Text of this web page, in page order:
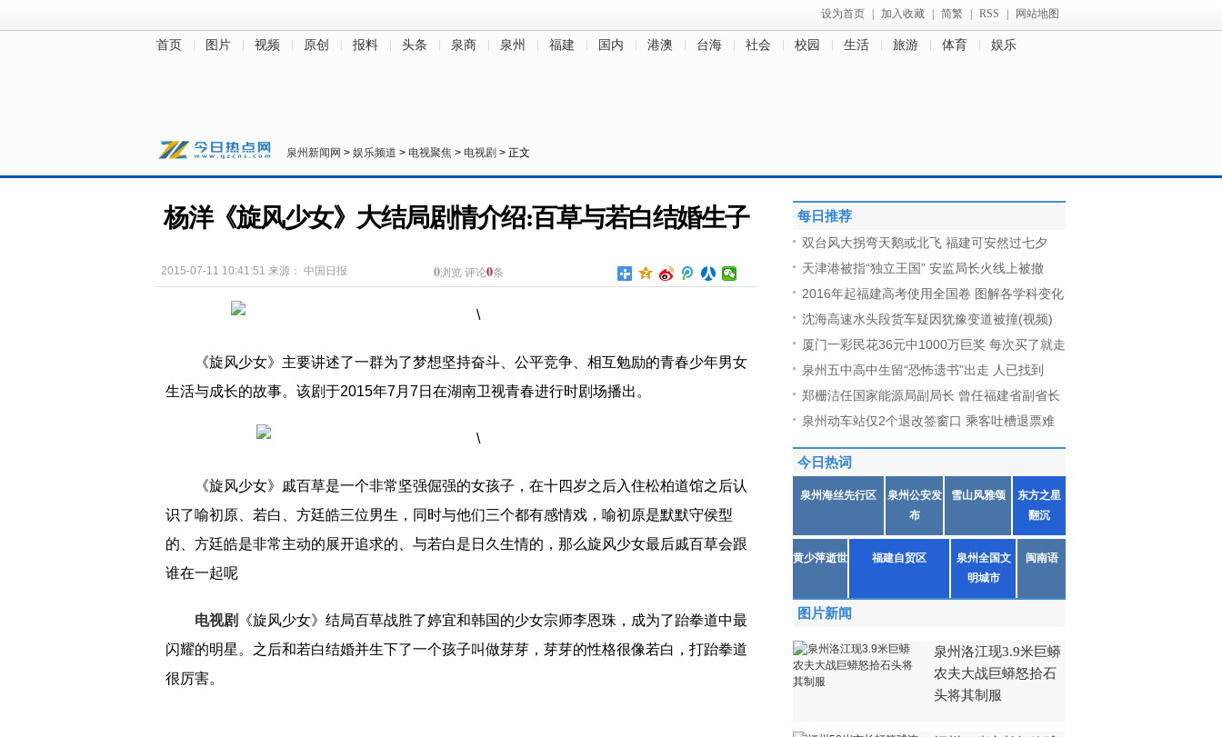
设为首页 加入收藏 简繁 RSS 网站地图
首页 图片 视频 原创 报料 头条 泉商 泉州 福建 国内 港澳 台海 社会 校园 生活 旅游 体育
娱乐
泉州新闻网 > 娱乐频道 > 电视聚焦 > 电视剧 > 正文
杨洋《旋风少女》大结局剧情介绍:百草与若白结婚生子
2015-07-11 10:41:51 来源： 中国日报 0浏览 评论0条
《旋风少女》主要讲述了一群为了梦想坚持奋斗、公平竞争、相互勉励的青春少年男女
生活与成长的故事。该剧于2015年7月7日在湖南卫视青春进行时剧场播出。
《旋风少女》戚百草是一个非常坚强倔强的女孩子，在十四岁之后入住松柏道馆之后认
识了喻初原、若白、方廷皓三位男生，同时与他们三个都有感情戏，喻初原是默默守侯型
的、方廷皓是非常主动的展开追求的、与若白是日久生情的，那么旋风少女最后戚百草会跟
谁在一起呢
电视剧
《旋风少女》结局百草战胜了婷宜和韩国的少女宗师李恩珠，成为了跆拳道中最
闪耀的明星。之后和若白结婚并生下了一个孩子叫做芽芽，芽芽的性格很像若白，打跆拳道
很厉害。
每日推荐
双台风大拐弯天鹅或北飞 福建可安然过七夕
天津港被指“独立王国” 安监局长火线上被撤
2016年起福建高考使用全国卷 图解各学科变化
沈海高速水头段货车疑因犹豫变道被撞(视频)
厦门一彩民花36元中1000万巨奖 每次买了就走
泉州五中高中生留“恐怖遗书”出走 人已找到
郑栅洁任国家能源局副局长 曾任福建省副省长
泉州动车站仅2个退改签窗口 乘客吐槽退票难
今日热词
泉州海丝先行区
泉州公安发
布
雪山风雅颂
东方之星
翻沉
黄少萍逝世 福建自贸区
泉州全国文
明城市
闽南语
图片新闻
泉州洛江现3.9米巨蟒
农夫大战巨蟒怒拾石
头将其制服